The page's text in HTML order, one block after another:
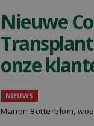
Nieuwe
onze
NIEUWS
Manon Botterblom,